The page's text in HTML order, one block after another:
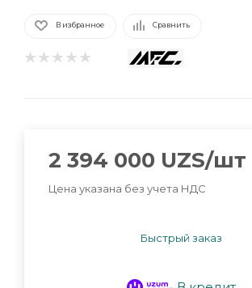
В избранное Сравнить
2 394 000 UZS/шт
Цена указана без учета НДС
Быстрый заказ